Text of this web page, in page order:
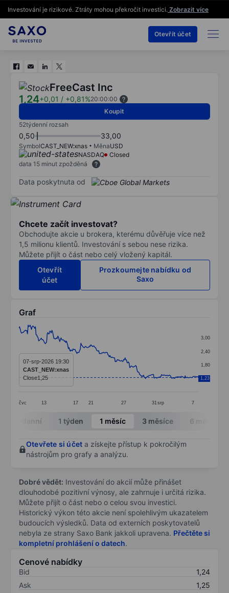
Investování je rizikové. Ztráty mohou překročit investici. Zobrazit více
Otevřít účet
FreeCast Inc
1,24+0,01 / +0,81%20:00:00
Koupit
52týdenní rozsah
0,50 33,00
SymbolCAST_NEW:xnas MěnaUSD
NASDAQ
Closed
data 15 minut zpožděná
Data poskytnuta od
Chcete začít investovat?
Obchodujte akcie u brokera, kterému důvěřuje více než
1,5 milionu klientů. Investování s sebou nese rizika.
Můžete přijít o část nebo celý vložený kapitál.
Otevřít
účet
Prozkoumejte nabídku od
Saxo
Graf
Line chart with 273 data points.
The chart has 1 X axis displaying categories.
The chart has 1 Y axis displaying values. Data ranges
čvc 13 17 21 27 31 srp 7
1,20
1,80
2,40
3,00
1,23
07-srp-2026 19:30
CAST_NEW:xnas
Close1,25
End of interactive chart.
Intradenní 1 týden 1 měsíc 3 měsíce 6 měsíců
Otevřete si účet a získejte přístup k pokročilým
nástrojům pro grafy a analýzu.
Dobré vědět: Investování do akcií může přinášet
dlouhodobé pozitivní výnosy, ale zahrnuje i určitá rizika.
Můžete přijít o část nebo o celou svou investici.
Historický výkon této akcie není spolehlivým ukazatelem
budoucích výsledků. Data od externích poskytovatelů
nebyla ze strany Saxo Bank jakkoli upravena. Přečtěte si
kompletní prohlášení o datech.
Cenové nabídky
Bid
1,24
Ask
1,25